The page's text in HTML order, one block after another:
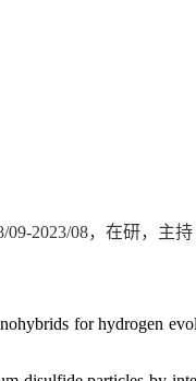
09-2023/08，在研，主持
for hydrogen